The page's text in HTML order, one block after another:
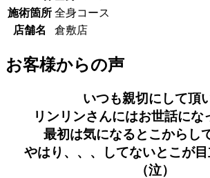
施術箇所 全身コース
店舗名
倉敷店
お客様からの声
いつも親切にして頂
リンリンさんにはお世話にな
最初は気になるとこからし
やはり、、、してないとこが
（泣）